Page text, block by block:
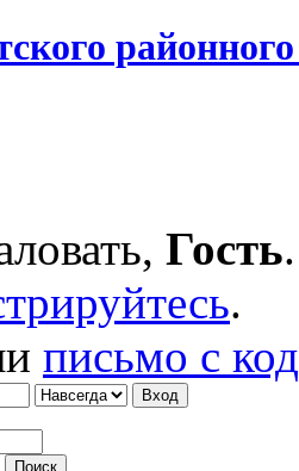
Гость
.
письмо с